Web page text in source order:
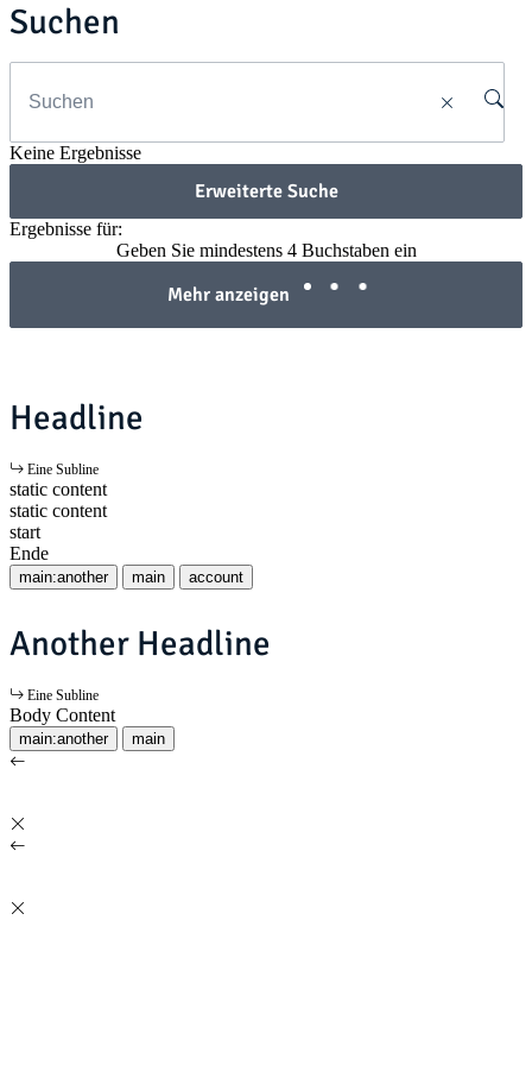
Suchen
Keine Ergebnisse
Erweiterte Suche
Ergebnisse für:
Geben Sie mindestens 4 Buchstaben ein
Mehr anzeigen
Headline
Eine Subline
static content
static content
start
Ende
main:another main account
Another Headline
Eine Subline
Body Content
main:another main